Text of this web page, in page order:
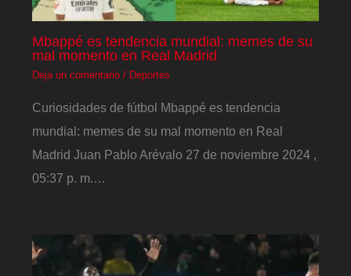
Mbappé es tendencia mundial: memes de su
mal momento en Real Madrid
Deja un comentario / Deportes
Curiosidades de fútbol Mbappé es tendencia
mundial: memes de su mal momento en Real
Madrid Juan Pablo Arévalo 27 de noviembre 2024 ,
05:37 p. m.…